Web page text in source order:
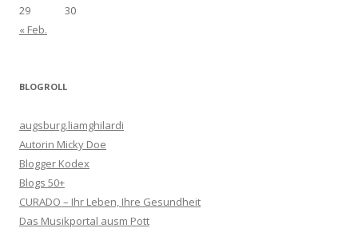
29
30
« Feb.
BLOGROLL
augsburg.liamghilardi
Autorin Micky Doe
Blogger Kodex
Blogs 50+
CURADO – Ihr Leben, Ihre Gesundheit
Das Musikportal ausm Pott